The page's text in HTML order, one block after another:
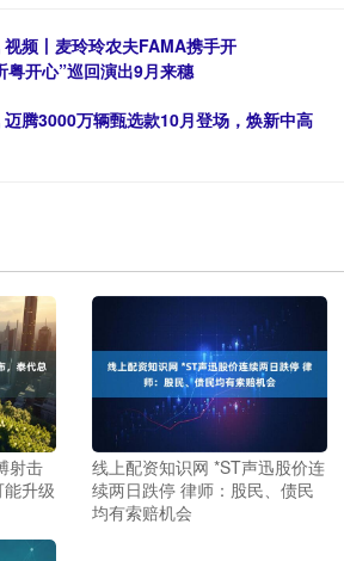
频丨麦玲玲农夫FAMA携手开
粤开心”巡回演出9月来穗
腾3000万辆甄选款10月登场，焕新中高
射击
升级
线上配资知识网 *ST声迅股价连
续两日跌停 律师：股民、债民
均有索赔机会